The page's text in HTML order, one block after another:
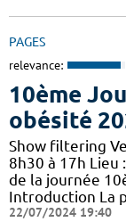
PAGES
relevance:
10ème
obésité
Show filtering
8h30 à 17h Lieu
de la journée
Introduction La
22/07/2024 19:40